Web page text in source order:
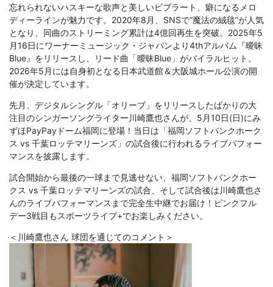
忘れられないハスキーな歌声と美しいビブラート、癖になるメロ
ディーラインが魅力です。2020年8月、SNSで“魔法の絨毯”が人気
となり、同曲のストリーミング累計は4億回再生を突破。2025年5
月16日にワーナーミュージック・ジャパンより4thアルバム『曖昧
Blue』をリリースし、リード曲「曖昧Blue」がバイラルヒット。
2026年5月には自身初となる日本武道館＆大阪城ホール公演の開
催が決定しています。
先月、デジタルシングル「オリーブ」をリリースしたばかりの大
注目のシンガーソングライター川崎鷹也さんが、5月10日(日)にみ
ずほPayPayドーム福岡に登場！当日は「福岡ソフトバンクホーク
ス vs 千葉ロッテマリーンズ」の試合後に行われるライブパフォー
マンスを披露します。
試合開始から最後の一球まで見逃せない、福岡ソフトバンクホー
クス vs 千葉ロッテマリーンズの試合、そして試合後は川崎鷹也さ
んのライブパフォーマンスまで完全生中継でお届け！ピンクフル
デー3戦目もスポーツライブ+でお楽しみください。
＜川崎鷹也さん 球団を通じてのコメント＞